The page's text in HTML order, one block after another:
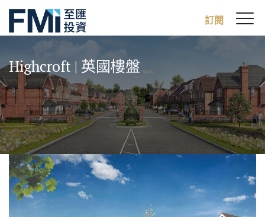
main
content
訂閱
Highcroft | 英國樓盤